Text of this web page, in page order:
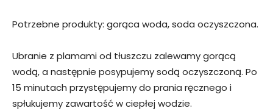
Potrzebne produkty: gorąca woda, soda oczyszczona.
Ubranie z plamami od tłuszczu zalewamy gorącą
wodą, a następnie posypujemy sodą oczyszczoną. Po
15 minutach przystępujemy do prania ręcznego i
spłukujemy zawartość w ciepłej wodzie.